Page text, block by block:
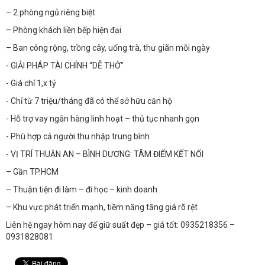
– 2 phòng ngủ riêng biệt
– Phòng khách liền bếp hiện đại
– Ban công rộng, trồng cây, uống trà, thư giãn mỗi ngày
- GIẢI PHÁP TÀI CHÍNH “DỄ THỞ”
- Giá chỉ 1,x tỷ
- Chỉ từ 7 triệu/tháng đã có thể sở hữu căn hộ
- Hỗ trợ vay ngân hàng linh hoạt – thủ tục nhanh gọn
- Phù hợp cả người thu nhập trung bình
- VỊ TRÍ THUẬN AN – BÌNH DƯƠNG: TÂM ĐIỂM KẾT NỐI
– Gần TP.HCM
– Thuận tiện đi làm – đi học – kinh doanh
– Khu vực phát triển mạnh, tiềm năng tăng giá rõ rệt
Liên hệ ngay hôm nay để giữ suất đẹp – giá tốt: 0935218356 –
0931828081